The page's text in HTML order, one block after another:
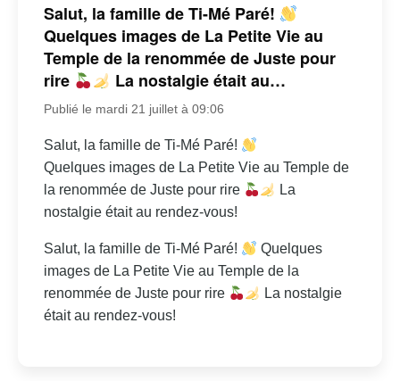
Salut, la famille de Ti-Mé Paré!
Quelques images de La Petite Vie au
Temple de la renommée de Juste pour
rire
La nostalgie était au…
Publié le mardi 21 juillet à 09:06
Salut, la famille de Ti-Mé Paré!
Quelques images de La Petite Vie au Temple de
la renommée de Juste pour rire
La
nostalgie était au rendez-vous!
Salut, la famille de Ti-Mé Paré!
Quelques
images de La Petite Vie au Temple de la
renommée de Juste pour rire
La nostalgie
était au rendez-vous!